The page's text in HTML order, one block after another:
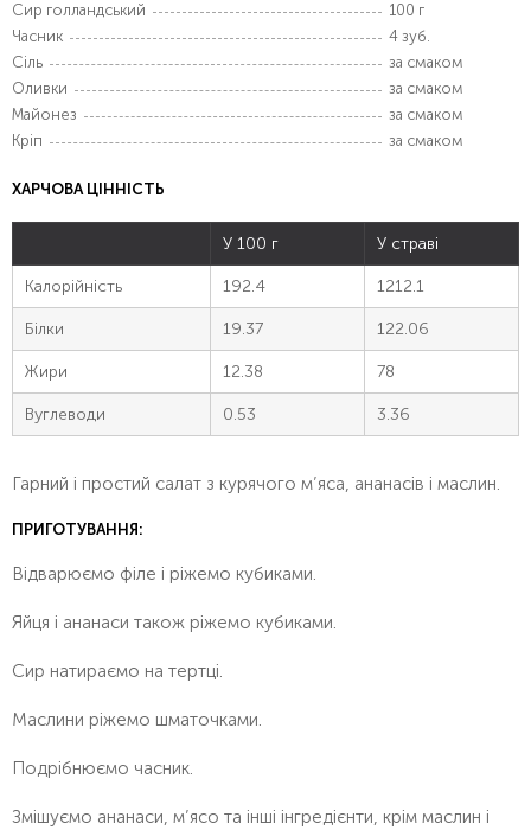
Сир голландський
100 г
Часник
4 зуб.
Сіль
за смаком
Оливки
за смаком
Майонез
за смаком
Кріп
за смаком
ХАРЧОВА ЦІННІСТЬ
У 100 г У страві
Калорійність 192.4 1212.1
Білки 19.37 122.06
Жири 12.38 78
Вуглеводи 0.53 3.36
Гарний і простий салат з курячого м’яса, ананасів і маслин.
ПРИГОТУВАННЯ:
Відварюємо філе і ріжемо кубиками.
Яйця і ананаси також ріжемо кубиками.
Сир натираємо на тертці.
Маслини ріжемо шматочками.
Подрібнюємо часник.
Змішуємо ананаси, м’ясо та інші інгредієнти, крім маслин і